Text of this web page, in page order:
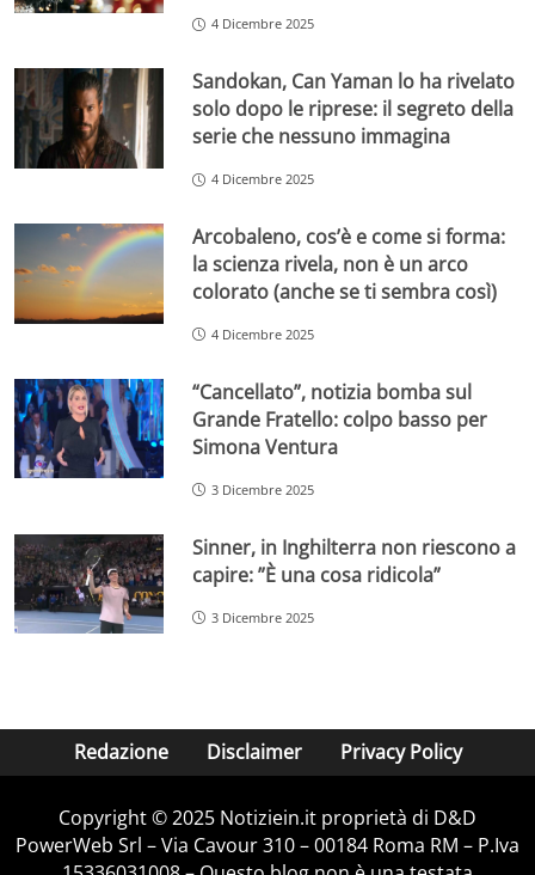
4 Dicembre 2025
Sandokan, Can Yaman lo ha rivelato
solo dopo le riprese: il segreto della
serie che nessuno immagina
4 Dicembre 2025
Arcobaleno, cos’è e come si forma:
la scienza rivela, non è un arco
colorato (anche se ti sembra così)
4 Dicembre 2025
“Cancellato”, notizia bomba sul
Grande Fratello: colpo basso per
Simona Ventura
3 Dicembre 2025
Sinner, in Inghilterra non riescono a
capire: ”È una cosa ridicola”
3 Dicembre 2025
Redazione Disclaimer Privacy Policy
Copyright © 2025 Notiziein.it proprietà di D&D
PowerWeb Srl – Via Cavour 310 – 00184 Roma RM – P.Iva